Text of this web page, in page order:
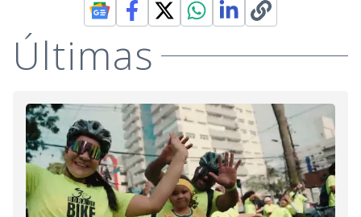
Últimas